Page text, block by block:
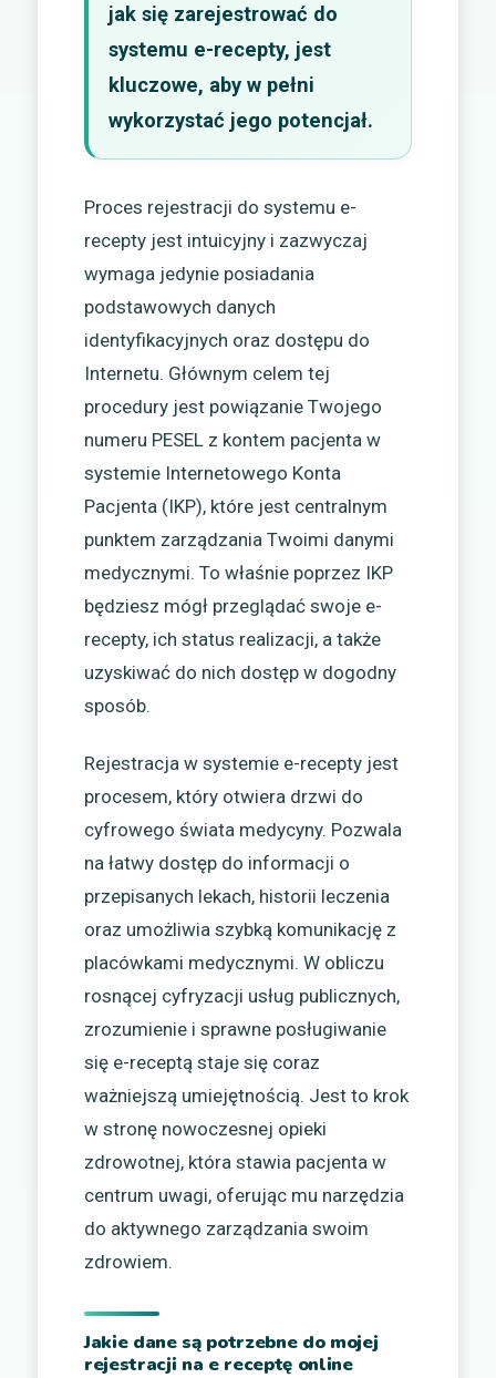
jak się zarejestrować do
systemu e-recepty, jest
kluczowe, aby w pełni
wykorzystać jego potencjał.
Proces rejestracji do systemu e-
recepty jest intuicyjny i zazwyczaj
wymaga jedynie posiadania
podstawowych danych
identyfikacyjnych oraz dostępu do
Internetu. Głównym celem tej
procedury jest powiązanie Twojego
numeru PESEL z kontem pacjenta w
systemie Internetowego Konta
Pacjenta (IKP), które jest centralnym
punktem zarządzania Twoimi danymi
medycznymi. To właśnie poprzez IKP
będziesz mógł przeglądać swoje e-
recepty, ich status realizacji, a także
uzyskiwać do nich dostęp w dogodny
sposób.
Rejestracja w systemie e-recepty jest
procesem, który otwiera drzwi do
cyfrowego świata medycyny. Pozwala
na łatwy dostęp do informacji o
przepisanych lekach, historii leczenia
oraz umożliwia szybką komunikację z
placówkami medycznymi. W obliczu
rosnącej cyfryzacji usług publicznych,
zrozumienie i sprawne posługiwanie
się e-receptą staje się coraz
ważniejszą umiejętnością. Jest to krok
w stronę nowoczesnej opieki
zdrowotnej, która stawia pacjenta w
centrum uwagi, oferując mu narzędzia
do aktywnego zarządzania swoim
zdrowiem.
Jakie dane są potrzebne do mojej
rejestracji na e receptę online